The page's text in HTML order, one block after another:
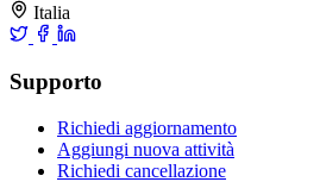
Italia
Supporto
Richiedi aggiornamento
Aggiungi nuova attività
Richiedi cancellazione